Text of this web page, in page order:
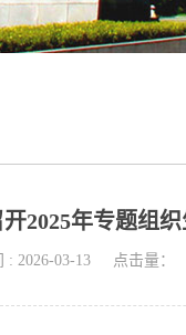
2025年专题组
: 2026-03-13 点击量：